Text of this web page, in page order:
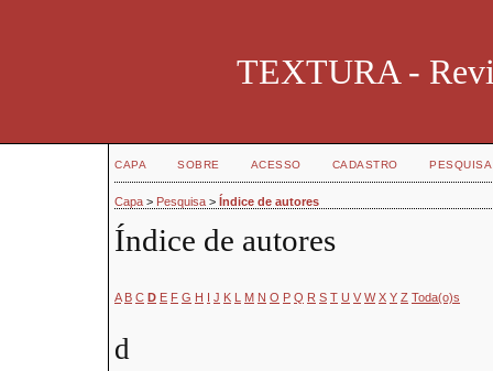
TEXTURA -
CAPA SOBRE ACESSO CADASTRO PESQUISA
Capa > Pesquisa > Índice de autores
Índice de autores
A B C D E F G H I J K L M N O P Q R S T U V W X Y Z Toda(o)s
d